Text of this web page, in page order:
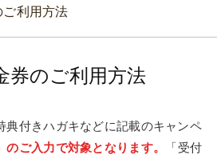
利用方法
券のご利用方法
典付きハガキなどに記載のキャンペ
のご入力で対象となります。
「受付